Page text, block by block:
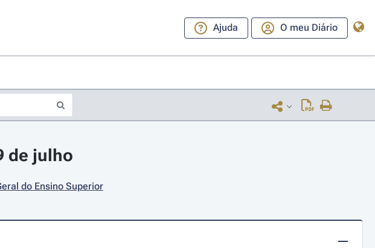
Ajuda O meu Diário
de julho
do Ensino Superior